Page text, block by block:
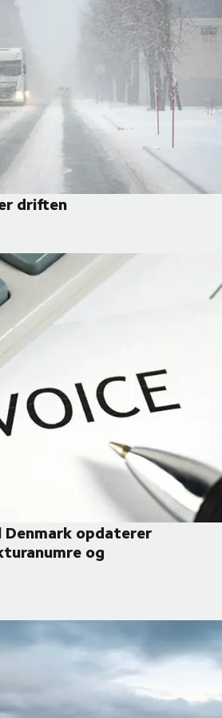
driften
Denmark opdaterer
og
opdaterer fakturalayout,